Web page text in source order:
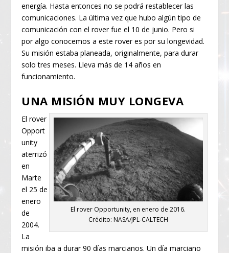
energía. Hasta entonces no se podrá restablecer las
comunicaciones. La última vez que hubo algún tipo de
comunicación con el rover fue el 10 de junio. Pero si
por algo conocemos a este rover es por su longevidad.
Su misión estaba planeada, originalmente, para durar
solo tres meses. Lleva más de 14 años en
funcionamiento.
UNA MISIÓN MUY LONGEVA
El rover Opportunity, en enero de 2016.
Crédito: NASA/JPL-CALTECH
El rover
Opport
unity
aterrizó
en
Marte
el 25 de
enero
de
2004.
La
misión iba a durar 90 días marcianos. Un día marciano